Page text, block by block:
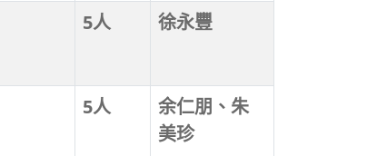
5人 徐永豐
5人
余仁朋、朱
美珍